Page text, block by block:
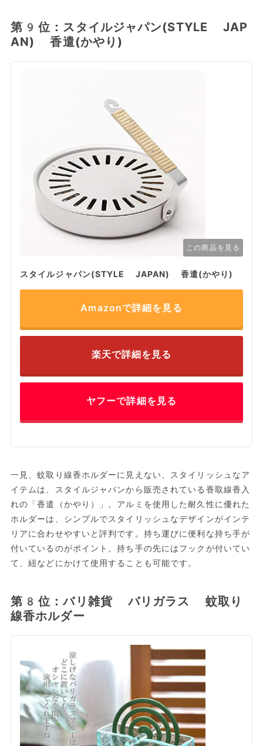
第9位：スタイルジャパン(STYLE JAP
AN) 香遣(かやり)
この商品を見る
スタイルジャパン(STYLE JAPAN) 香遣(かやり)
Amazonで詳細を見る
楽天で詳細を見る
ヤフーで詳細を見る
一見、蚊取り線香ホルダーに見えない、スタイリッシュなア
イテムは、スタイルジャパンから販売されている香取線香入
れの「香遣（かやり）」。アルミを使用した耐久性に優れた
ホルダーは、シンプルでスタイリッシュなデザインがインテ
リアに合わせやすいと評判です。持ち運びに便利な持ち手が
付いているのがポイント。持ち手の先にはフックが付いてい
て、紐などにかけて使用することも可能です。
第8位：バリ雑貨 バリガラス 蚊取り
線香ホルダー